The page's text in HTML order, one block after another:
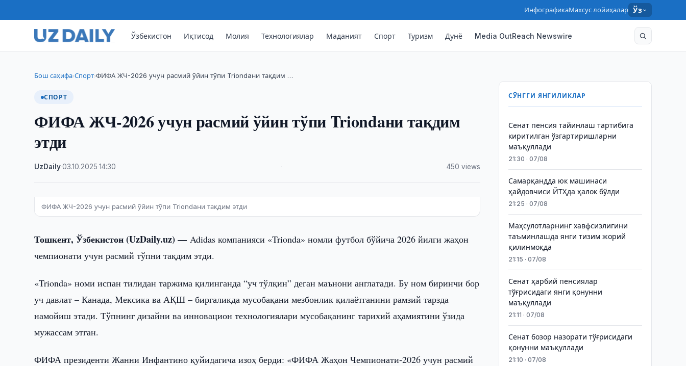
ИнфографикаМахсус лойиҳалар Ўз
Ўзбекистон Иқтисод Молия Технологиялар Маданият Спорт Туризм Дунё Media OutReach Newswire
Бош саҳифа›Спорт›ФИФА ЖЧ-2026 учун расмий ўйин тўпи Triondaни тақдим …
СПОРТ
ФИФА ЖЧ-2026 учун расмий ўйин тўпи Triondaни тақдим
этди
UzDaily·03.10.2025 ·14:30 450 views
ФИФА ЖЧ-2026 учун расмий ўйин тўпи Triondaни тақдим этди
Тошкент, Ўзбекистон (UzDaily.uz) —Adidas компанияси «Trionda» номли футбол бўйича 2026 йилги жаҳон
чемпионати учун расмий тўпни тақдим этди.
«Trionda» номи испан тилидан таржима қилинганда “уч тўлқин” деган маънони англатади. Бу ном биринчи бор
уч давлат – Канада, Мексика ва АҚШ – биргаликда мусобақани мезбонлик қилаётганини рамзий тарзда
намойиш этади. Тўпнинг дизайни ва инновацион технологиялари мусобақанинг тарихий аҳамиятини ўзида
мужассам этган.
ФИФА президенти Жанни Инфантино қуйидагича изоҳ берди: «ФИФА Жаҳон Чемпионати-2026 учун расмий
СЎНГГИ ЯНГИЛИКЛАР
Сенат пенсия тайинлаш тартибига
киритилган ўзгартиришларни
маъқуллади
21:30 · 07/08
Самарқандда юк машинаси
ҳайдовчиси ЙТҲда ҳалок бўлди
21:25 · 07/08
Маҳсулотларнинг хавфсизлигини
таъминлашда янги тизим жорий
қилинмоқда
21:15 · 07/08
Сенат ҳарбий пенсиялар
тўғрисидаги янги қонунни
маъқуллади
21:11 · 07/08
Сенат бозор назорати тўғрисидаги
қонунни маъқуллади
21:10 · 07/08